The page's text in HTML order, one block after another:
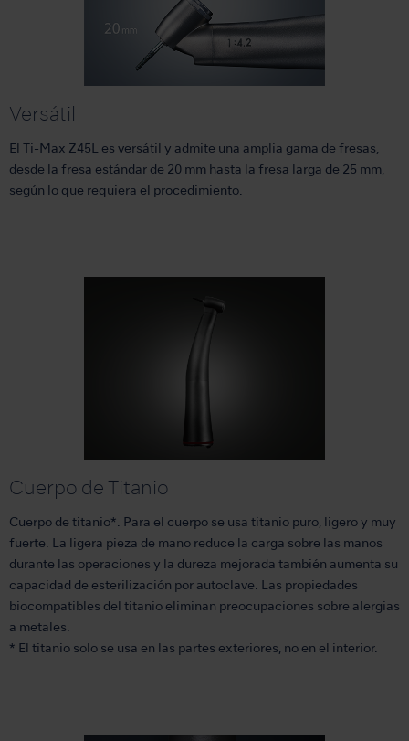
Versátil
El Ti-Max Z45L es versátil y admite una amplia gama de fresas,
desde la fresa estándar de 20 mm hasta la fresa larga de 25 mm,
según lo que requiera el procedimiento.
Cuerpo de Titanio
Cuerpo de titanio*. Para el cuerpo se usa titanio puro, ligero y muy
fuerte. La ligera pieza de mano reduce la carga sobre las manos
durante las operaciones y la dureza mejorada también aumenta su
capacidad de esterilización por autoclave. Las propiedades
biocompatibles del titanio eliminan preocupaciones sobre alergias
a metales.
* El titanio solo se usa en las partes exteriores, no en el interior.